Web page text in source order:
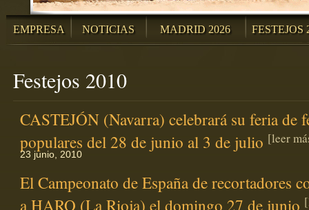
EMPRESA NOTICIAS MADRID 2026 FESTEJOS
Festejos 2010
CASTEJÓN (Navarra) celebrará su feria de
populares del 28 de junio al 3 de julio [leer
23 junio, 2010
El Campeonato de España de recortadores
a HARO (La Rioja) el domingo 27 de junio